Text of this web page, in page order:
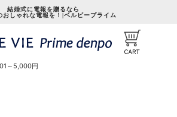
結婚式に電報を贈るなら
おしゃれな電報を！|ベルビープライム
～5,000円